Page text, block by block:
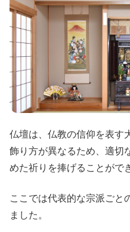
仏壇は、仏教の信仰を表す
飾り方が異なるため、適切
めた祈りを捧げることがで
ここでは代表的な宗派ごと
ました。